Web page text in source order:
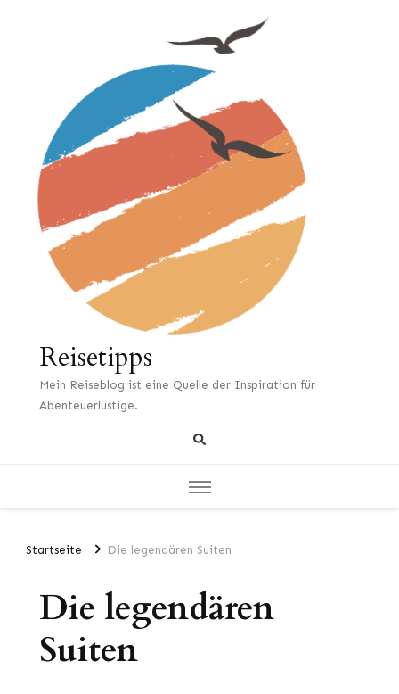
Reisetipps
Mein Reiseblog ist eine Quelle der Inspiration für
Abenteuerlustige.
Startseite Die legendären Suiten
Die legendären
Suiten